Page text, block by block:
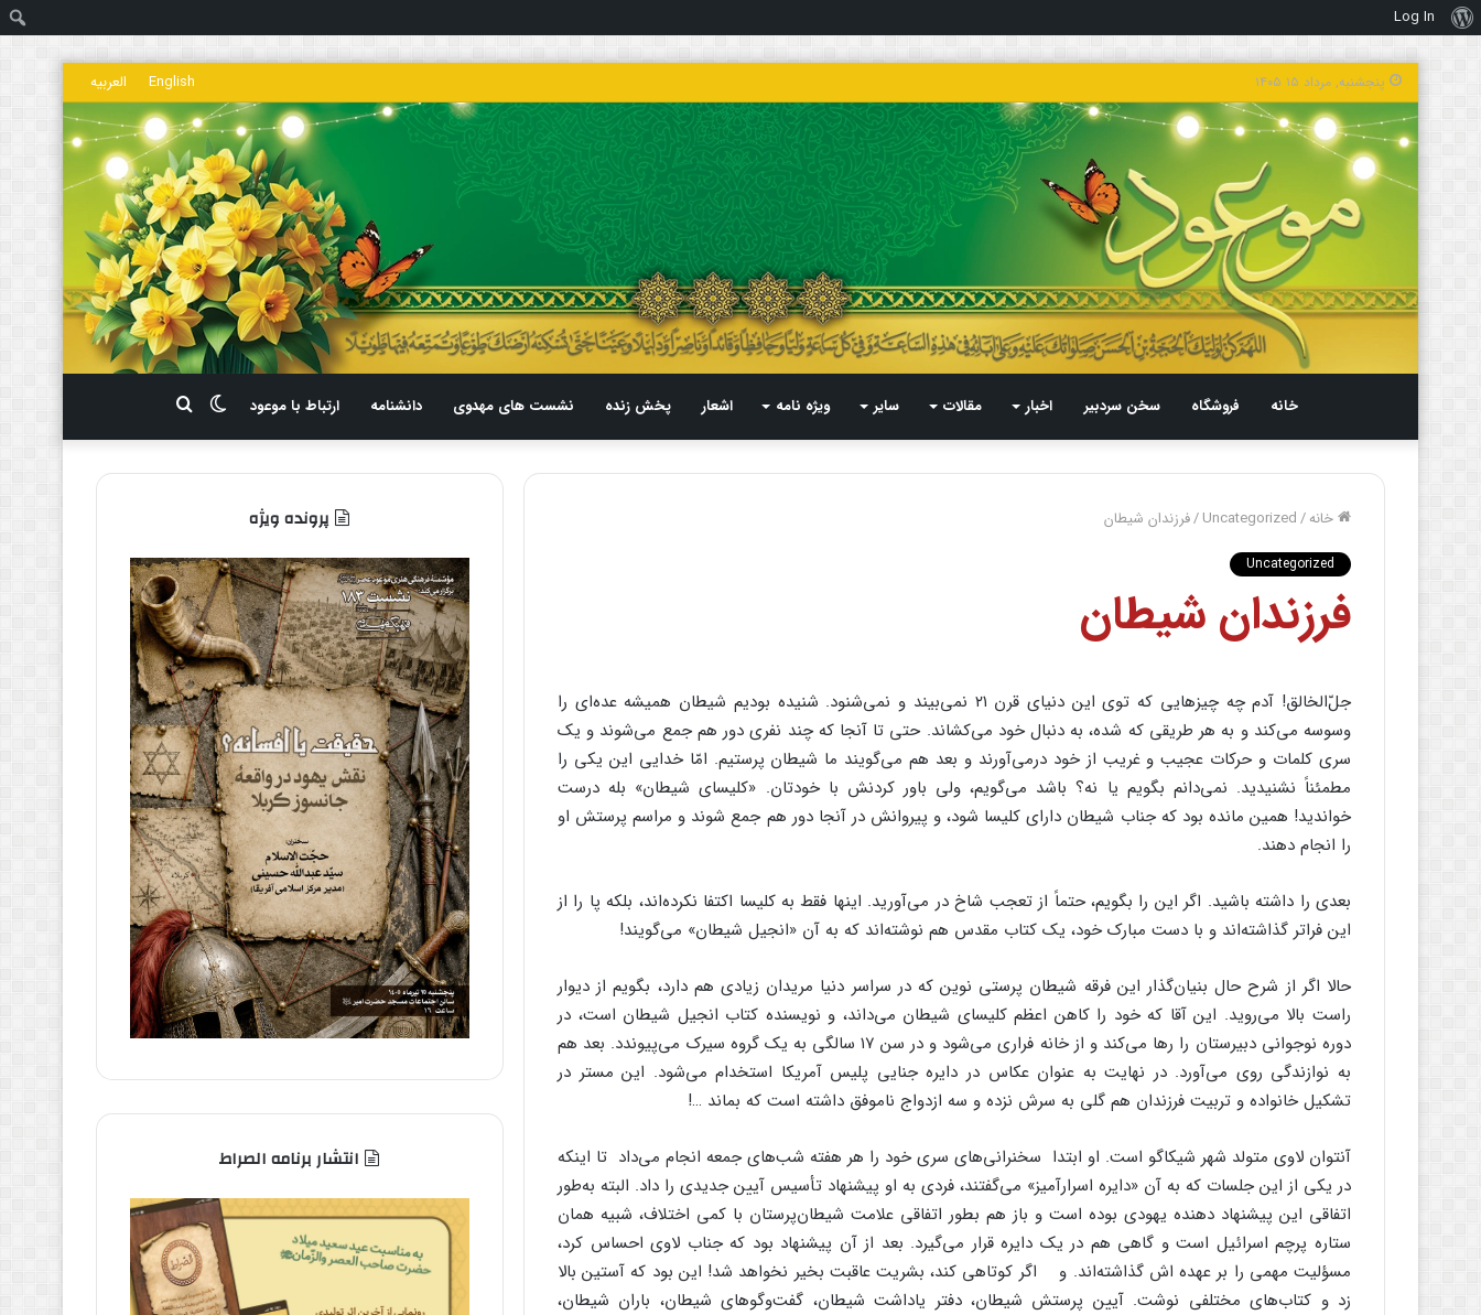
درباره
وردپرس
Log In
پنجشنبه, مرداد ۱۵ ۱۴۰۵ English العربیه
خانه فروشگاه سخن سردبیر اخبار مقالات سایر ویژه نامه اشعار پخش زنده نشست های مهدوی دانشنامه ارتباط با موعود
برای
تغییر
پوسته
خانه/
Uncategorized
/فرزندان شیطان
Uncategorized
فرزندان شیطان
جلّ‌الخالق! آدم چه چیزهایی که توی این دنیای قرن ۲۱ نمی‌بیند و نمی‌شنود. شنیده بودیم شیطان همیشه عده‌ای را
وسوسه می‌کند و به هر طریقی که شده، به دنبال خود می‌کشاند. حتی تا آنجا که چند نفری دور هم جمع می‌شوند و یک
سری کلمات و حرکات عجیب و غریب از خود درمی‌آورند و بعد هم می‌گویند ما شیطان پرستیم. امّا خدایی این یکی را
مطمئناً نشنیدید. نمی‌دانم بگویم یا نه؟ باشد می‌گویم، ولی باور کردنش با خودتان. «کلیسای شیطان» بله درست
خواندید! همین مانده بود که جناب شیطان دارای کلیسا شود، و پیروانش در آنجا دور هم جمع شوند و مراسم پرستش او
را انجام دهند.
بعدی را داشته باشید. اگر این را بگویم، حتماً از تعجب شاخ در می‌آورید. اینها فقط به کلیسا اکتفا نکرده‌اند، بلکه پا را از
این فراتر گذاشته‌اند و با دست مبارک خود، یک کتاب مقدس هم نوشته‌اند که به آن «انجیل شیطان» می‌گویند!
حالا اگر از شرح حال بنیان‌گذار این فرقه شیطان پرستی نوین که در سراسر دنیا مریدان زیادی هم دارد، بگویم از دیوار
راست بالا می‌روید. این آقا که خود را کاهن اعظم کلیسای شیطان می‌داند، و نویسنده کتاب انجیل شیطان است، در
دوره نوجوانی دبیرستان را رها می‌کند و از خانه فراری می‌شود و در سن ۱۷ سالگی به یک گروه سیرک می‌پیوندد. بعد هم
به نوازندگی روی می‌آورد. در نهایت به عنوان عکاس در دایره جنایی پلیس آمریکا استخدام می‌شود. این مستر در
تشکیل خانواده و تربیت فرزندان هم گلی به سرش نزده و سه ازدواج ناموفق داشته است که بماند …!
آنتوان لاوی متولد شهر شیکاگو است. او ابتدا سخنرانی‌های سری خود را هر هفته شب‌های جمعه انجام می‌داد تا اینکه
در یکی از این جلسات که به آن «دایره اسرارآمیز» می‌گفتند، فردی به او پیشنهاد تأسیس آیین جدیدی را داد. البته به‌طور
اتفاقی این پیشنهاد دهنده یهودی بوده است و باز هم بطور اتفاقی علامت شیطان‌پرستان با کمی اختلاف، شبیه همان
ستاره پرچم اسرائیل است و گاهی هم در یک دایره قرار می‌گیرد. بعد از آن پیشنهاد بود که جناب لاوی احساس کرد،
مسؤلیت مهمی را بر عهده اش گذاشته‌اند. و اگر کوتاهی کند، بشریت عاقبت بخیر نخواهد شد! این بود که آستین بالا
زد و کتاب‌های مختلفی نوشت. آیین پرستش شیطان، دفتر یاداشت شیطان، گفت‌وگوهای شیطان، باران شیطان،
پرونده ویژه
انتشار برنامه الصراط